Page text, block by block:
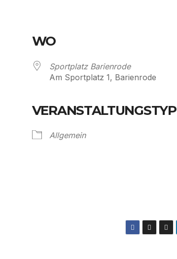
WO
Sportplatz Barienrode
Am Sportplatz 1, Barienrode
VERANSTALTUNGSTYP
Allgemein